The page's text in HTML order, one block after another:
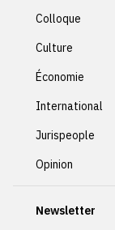
Colloque
Culture
Économie
International
Jurispeople
Opinion
Newsletter